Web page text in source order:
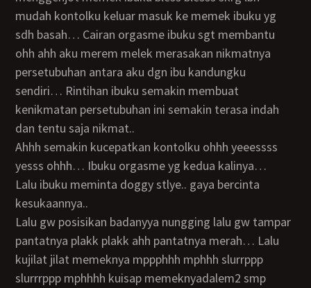
mudah kontolku keluar masuk ke memek ibuku yg
sdh basah… Cairan orgasme ibuku sgt membantu
ohh ahh aku merem melek merasakan nikmatnya
persetubuhan antara aku dgn ibu kandungku
sendiri… Rintihan ibuku semakin membuat
kenikmatan persetubuhan ini semakin terasa indah
dan tentu saja nikmat..
Ahhh semakin kucepatkan kontolku ohhh yeeessss
yesss ohhh… Ibuku orgasme yg kedua kalinya…
Lalu ibuku meminta doggy stlye.. gaya bercinta
kesukaannya..
Lalu gw posisikan badanyya nungging lalu gw tampar
pantatnya plakk plakk ahh pantatnya merah… Lalu
kujilat jilat memeknya mppphhh mphhh slurrppp
slurrrppp mphhhh kuisap memeknyadalem2 smp